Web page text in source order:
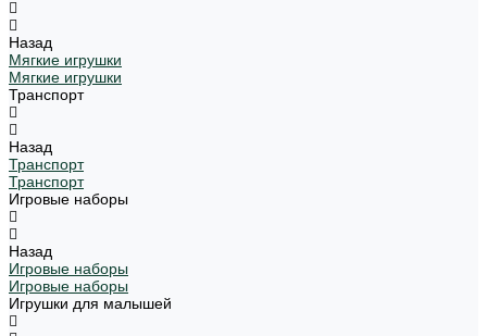
Назад
Мягкие игрушки
Мягкие игрушки
Транспорт
Назад
Транспорт
Транспорт
Игровые наборы
Назад
Игровые наборы
Игровые наборы
Игрушки для малышей